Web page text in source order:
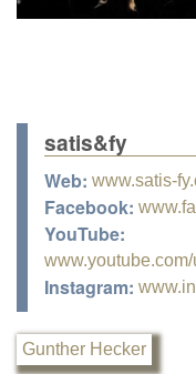
satis&fy
Web: www.satis-
Facebook:
YouTube:
Instagram:
Gunther Hecker